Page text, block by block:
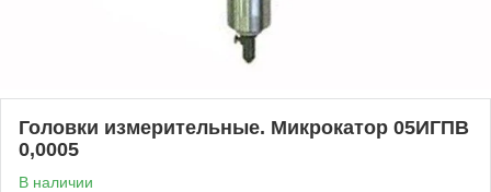
Головки измерительные. Микрокатор 05ИГПВ
0,0005
В наличии